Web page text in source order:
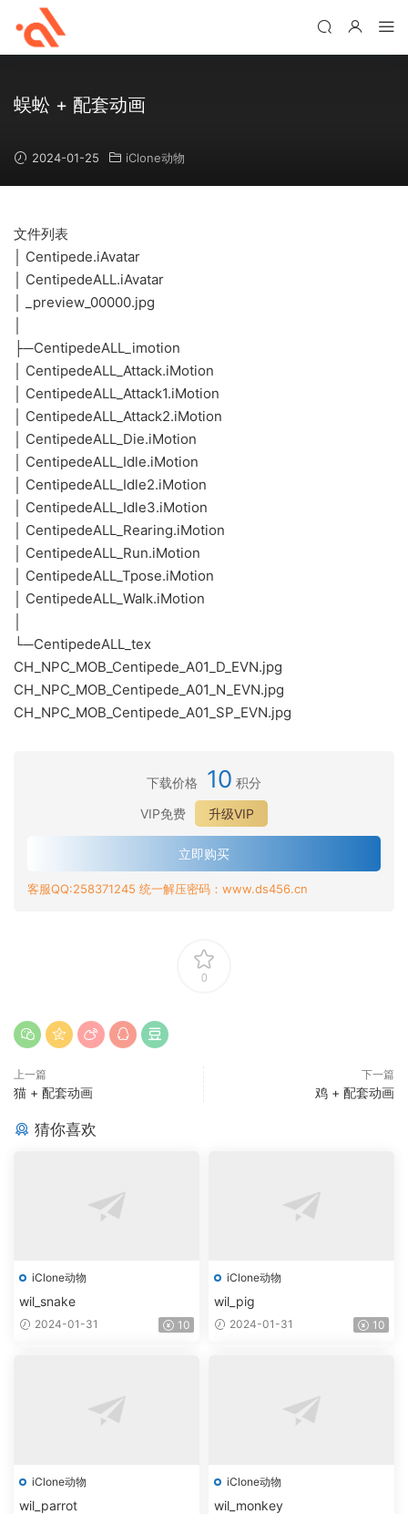
蜈蚣 + 配套动画
2024-01-25 iClone动物
文件列表
│ Centipede.iAvatar
│ CentipedeALL.iAvatar
│ _preview_00000.jpg
├─CentipedeALL_imotion
│ CentipedeALL_Attack.iMotion
│ CentipedeALL_Attack1.iMotion
│ CentipedeALL_Attack2.iMotion
│ CentipedeALL_Die.iMotion
│ CentipedeALL_Idle.iMotion
│ CentipedeALL_Idle2.iMotion
│ CentipedeALL_Idle3.iMotion
│ CentipedeALL_Rearing.iMotion
│ CentipedeALL_Run.iMotion
│ CentipedeALL_Tpose.iMotion
│ CentipedeALL_Walk.iMotion
└─CentipedeALL_tex
CH_NPC_MOB_Centipede_A01_D_EVN.jpg
CH_NPC_MOB_Centipede_A01_N_EVN.jpg
CH_NPC_MOB_Centipede_A01_SP_EVN.jpg
下载价格 10 积分
VIP免费
升级VIP
立即购买
客服QQ:258371245 统一解压密码：www.ds456.cn
0
上一篇
猫 + 配套动画
下一篇
鸡 + 配套动画
猜你喜欢
iClone动物
wil_snake
2024-01-31 10
iClone动物
wil_pig
2024-01-31 10
iClone动物
wil_parrot
iClone动物
wil_monkey